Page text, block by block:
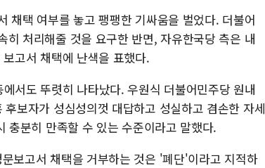
채택 여부를 놓고 팽팽한 기싸움을 벌었다. 더불어
처리해줄 것을 요구한 반면, 자유한국당 측은 내
고서 채택에 난색을 표했다.
서도 뚜렷히 나타났다. 우원식 더불어민주당 원내
보자가 성심성의껏 대답하고 성실하고 겸손한 자세
분히 만족할 수 있는 수준이라고 말했다.
보고서 채택을 거부하는 것은 '폐단'이라고 지적하